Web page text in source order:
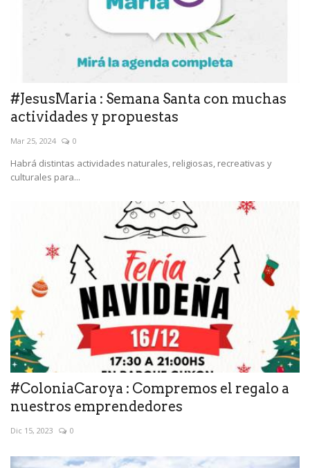
#JesusMaria : Semana Santa con muchas
actividades y propuestas
Mar 25, 2024 0
Habrá distintas actividades naturales, religiosas, recreativas y
culturales para...
#ColoniaCaroya : Compremos el regalo a
nuestros emprendedores
Dic 15, 2023 0